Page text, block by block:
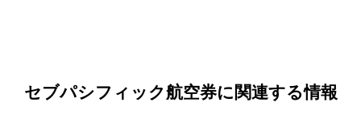
セブパシフィック航空券に関連する情報